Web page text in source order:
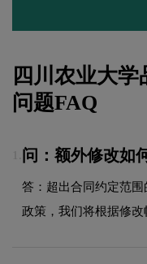
四川农业大学
问题FAQ
问：额外修改如
答：超出合同约定范
政策，我们将根据修改